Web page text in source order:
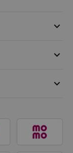
keyboard_arrow_down
keyboard_arrow_down
keyboard_arrow_down